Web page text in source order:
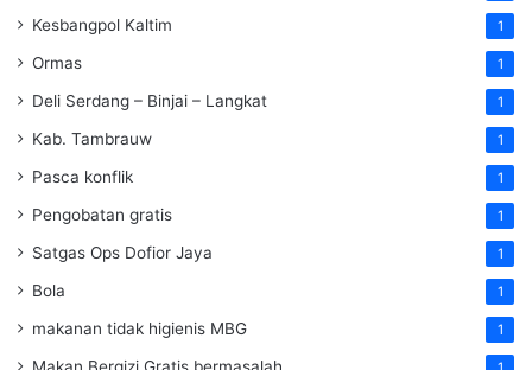
Kesbangpol Kaltim 1
Ormas 1
Deli Serdang – Binjai – Langkat 1
Kab. Tambrauw 1
Pasca konflik 1
Pengobatan gratis 1
Satgas Ops Dofior Jaya 1
Bola 1
makanan tidak higienis MBG 1